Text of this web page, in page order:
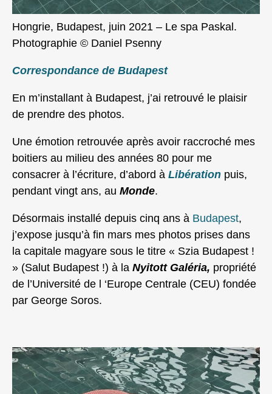
Hongrie, Budapest, juin 2021 – Le spa Paskal.
Photographie © Daniel Psenny
Correspondance de Budapest
En m’installant à Budapest, j’ai retrouvé le plaisir
de prendre des photos.
Une émotion retrouvée après avoir raccroché mes
boitiers au milieu des années 80 pour me
consacrer à l’écriture, d’abord à Libération puis,
pendant vingt ans, au Monde.
Désormais installé depuis cinq ans à Budapest,
j’expose jusqu’à fin mars mes photos prises dans
la capitale magyare sous le titre « Szia Budapest !
» (Salut Budapest !) à la Nyitott Galéria, propriété
de l’Université de l ‘Europe Centrale (CEU) fondée
par George Soros.